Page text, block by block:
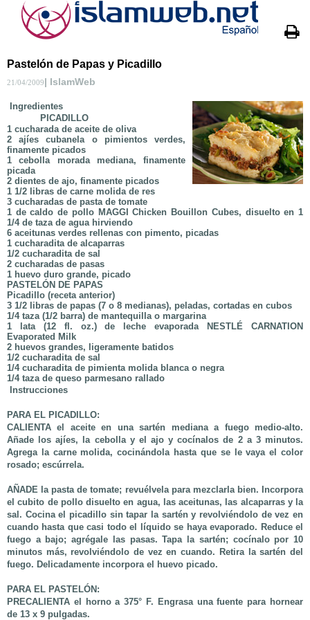
Pastelón de Papas y Picadillo
21/04/2009| IslamWeb
Ingredientes
PICADILLO
1 cucharada de aceite de oliva
2 ajíes cubanela o pimientos verdes,
finamente picados
1 cebolla morada mediana, finamente
picada
2 dientes de ajo, finamente picados
1 1/2 libras de carne molida de res
3 cucharadas de pasta de tomate
1 de caldo de pollo MAGGI Chicken Bouillon Cubes, disuelto en 1
1/4 de taza de agua hirviendo
6 aceitunas verdes rellenas con pimento, picadas
1 cucharadita de alcaparras
1/2 cucharadita de sal
2 cucharadas de pasas
1 huevo duro grande, picado
PASTELÓN DE PAPAS
Picadillo (receta anterior)
3 1/2 libras de papas (7 o 8 medianas), peladas, cortadas en cubos
1/4 taza (1/2 barra) de mantequilla o margarina
1 lata (12 fl. oz.) de leche evaporada NESTLÉ CARNATION
Evaporated Milk
2 huevos grandes, ligeramente batidos
1/2 cucharadita de sal
1/4 cucharadita de pimienta molida blanca o negra
1/4 taza de queso parmesano rallado
Instrucciones
PARA EL PICADILLO:
CALIENTA el aceite en una sartén mediana a fuego medio-alto.
Añade los ajíes, la cebolla y el ajo y cocínalos de 2 a 3 minutos.
Agrega la carne molida, cocinándola hasta que se le vaya el color
rosado; escúrrela.
AÑADE la pasta de tomate; revuélvela para mezclarla bien. Incorpora
el cubito de pollo disuelto en agua, las aceitunas, las alcaparras y la
sal. Cocina el picadillo sin tapar la sartén y revolviéndolo de vez en
cuando hasta que casi todo el líquido se haya evaporado. Reduce el
fuego a bajo; agrégale las pasas. Tapa la sartén; cocínalo por 10
minutos más, revolviéndolo de vez en cuando. Retira la sartén del
fuego. Delicadamente incorpora el huevo picado.
PARA EL PASTELÓN:
PRECALIENTA el horno a 375° F. Engrasa una fuente para hornear
de 13 x 9 pulgadas.